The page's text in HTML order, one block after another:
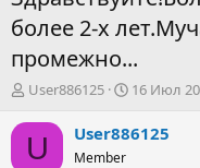
более 2-х
промежно...
А
т
User886125
Д
т
16 Июл
U User886125
Member